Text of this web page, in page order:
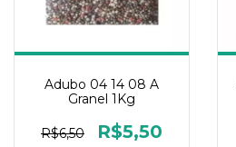
Adubo 04 14 08 A
Granel 1Kg
R$6,50 R$5,50